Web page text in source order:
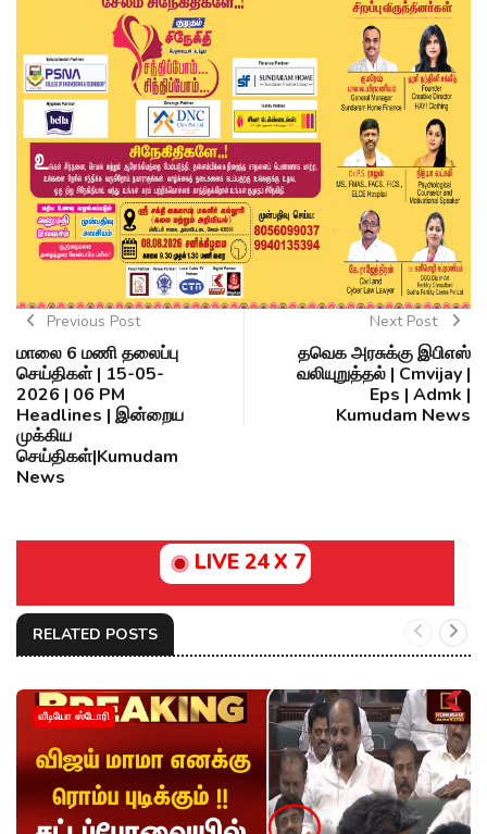
Previous Post
மாலை 6 மணி தலைப்பு
செய்திகள் | 15-05-
2026 | 06 PM
Headlines | இன்றைய
முக்கிய
செய்திகள்|Kumudam
News
Next Post
தவெக அரசுக்கு இபிஎஸ்
வலியுறுத்தல் | Cmvijay |
Eps | Admk |
Kumudam News
LIVE 24 X 7
RELATED POSTS
வீடியோ ஸ்டோரி